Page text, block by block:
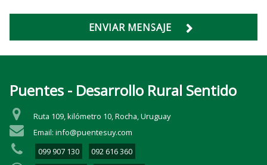
ENVIAR MENSAJE
Puentes - Desarrollo Rural Sentido
Ruta 109, kilómetro 10, Rocha, Uruguay
Email: info@puentesuy.com
099 907 130
092 616 360